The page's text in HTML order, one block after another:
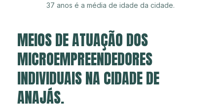
37 anos é a média de idade da cidade.
MEIOS DE ATUAÇÃO DOS
MICROEMPREENDEDORES
INDIVIDUAIS NA CIDADE DE
ANAJÁS.